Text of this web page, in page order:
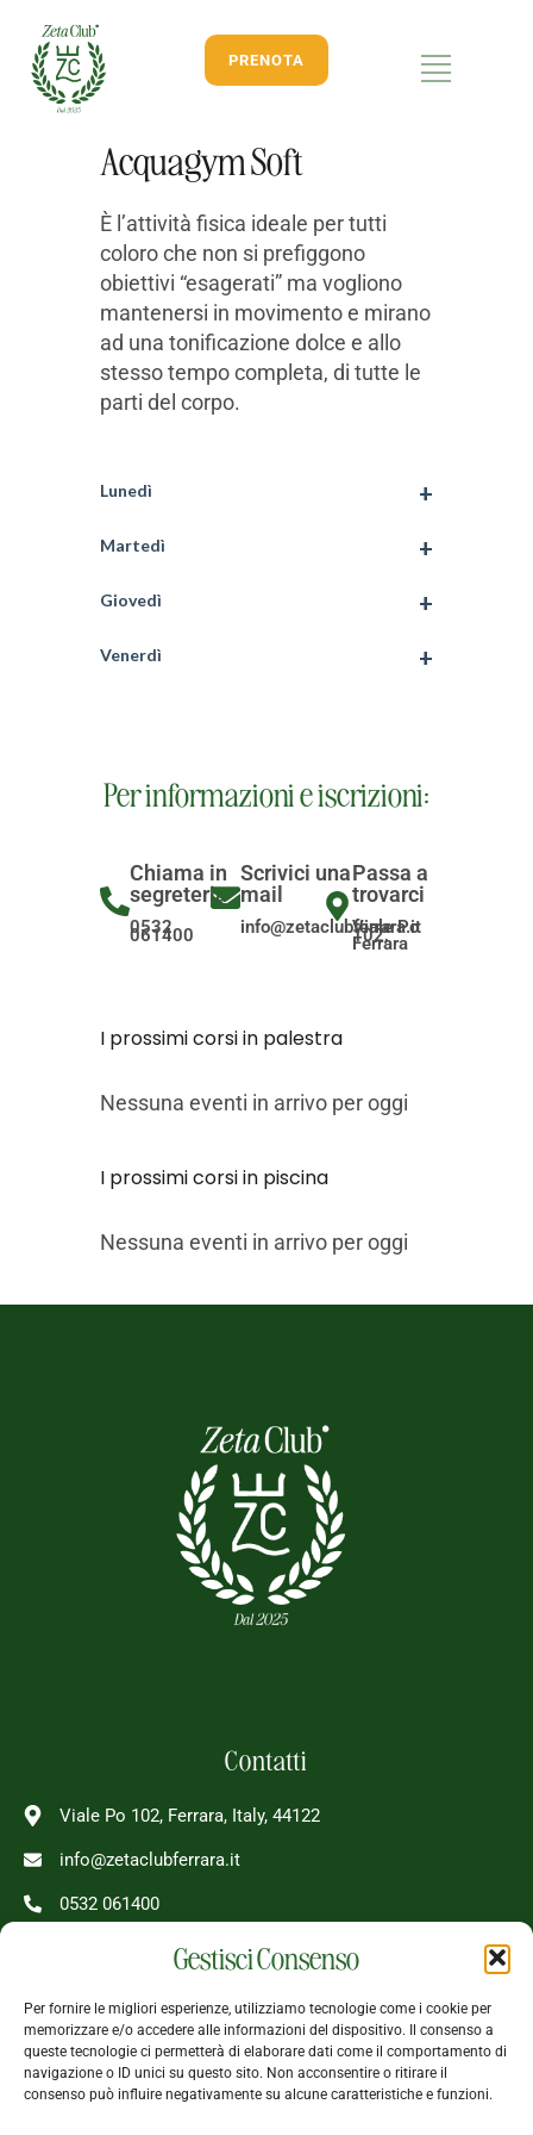
Gestisci Consenso
Per fornire le migliori esperienze, utilizziamo tecnologie come i cookie per
memorizzare e/o accedere alle informazioni del dispositivo. Il consenso a
queste tecnologie ci permetterà di elaborare dati come il comportamento di
navigazione o ID unici su questo sito. Non acconsentire o ritirare il
consenso può influire negativamente su alcune caratteristiche e funzioni.
PRENOTA
Acquagym Soft
È l’attività fisica ideale per tutti
coloro che non si prefiggono
obiettivi “esagerati” ma vogliono
mantenersi in movimento e mirano
ad una tonificazione dolce e allo
stesso tempo completa, di tutte le
parti del corpo.
Lunedì
Martedì
Giovedì
Venerdì
Per informazioni e iscrizioni:
Chiama in
segreteria
0532
061400
Scrivici una
mail
info@zetaclubferrara.it
Passa a
trovarci
Viale Po
102,
Ferrara
I prossimi corsi in palestra
Nessuna eventi in arrivo per oggi
I prossimi corsi in piscina
Nessuna eventi in arrivo per oggi
Contatti
Viale Po 102, Ferrara, Italy, 44122
info@zetaclubferrara.it
0532 061400
08 - 24 Tutti i giorni
Seguici